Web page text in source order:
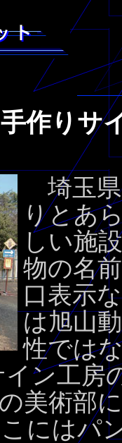
作り
埼玉県
りとあ
しい施
物の名
口表示
は旭山
性では
ン工房
美術部
にはパ